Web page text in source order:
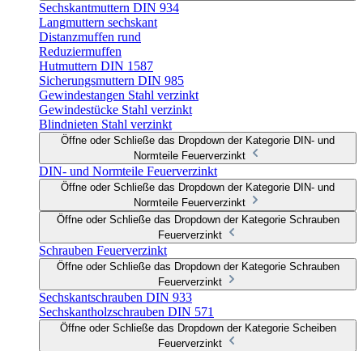
Sechskantmuttern DIN 934
Langmuttern sechskant
Distanzmuffen rund
Reduziermuffen
Hutmuttern DIN 1587
Sicherungsmuttern DIN 985
Gewindestangen Stahl verzinkt
Gewindestücke Stahl verzinkt
Blindnieten Stahl verzinkt
Öffne oder Schließe das Dropdown der Kategorie DIN- und
Normteile Feuerverzinkt
DIN- und Normteile Feuerverzinkt
Öffne oder Schließe das Dropdown der Kategorie DIN- und
Normteile Feuerverzinkt
Öffne oder Schließe das Dropdown der Kategorie Schrauben
Feuerverzinkt
Schrauben Feuerverzinkt
Öffne oder Schließe das Dropdown der Kategorie Schrauben
Feuerverzinkt
Sechskantschrauben DIN 933
Sechskantholzschrauben DIN 571
Öffne oder Schließe das Dropdown der Kategorie Scheiben
Feuerverzinkt